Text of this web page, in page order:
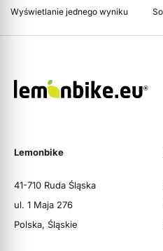
Wyświetlanie jednego wyniku
Lemonbike
41-710 Ruda Śląska
ul. 1 Maja 276
Polska, Śląskie